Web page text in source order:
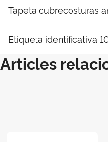
Tapeta cubrecosturas
Etiqueta identificativa
Articles